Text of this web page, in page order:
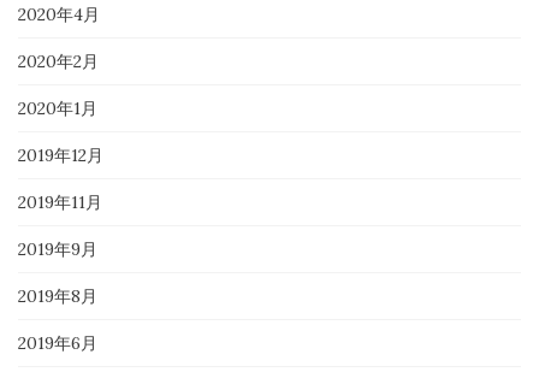
2020年4月
2020年2月
2020年1月
2019年12月
2019年11月
2019年9月
2019年8月
2019年6月